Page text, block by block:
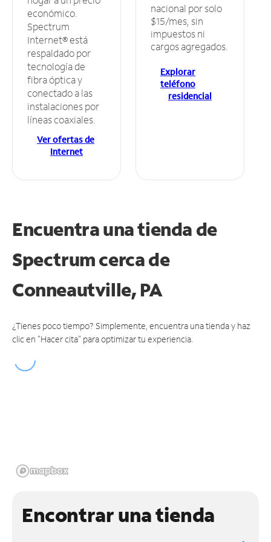
económico.
Spectrum
Internet® está
respaldado por
tecnología de
fibra óptica y
conectado a las
instalaciones por
líneas coaxiales.
Ver ofertas de
Internet
nacional por solo
$15/mes, sin
impuestos ni
cargos agregados.
Explorar
teléfono
residencial
Encuentra una tienda de
Spectrumcerca de
Conneautville, PA
¿Tienes poco tiempo? Simplemente, encuentra una tienda y haz
clic en "Hacer cita" para optimizar tu experiencia.
Encontrar una tienda